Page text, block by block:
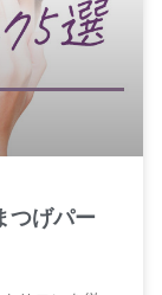
つげパー